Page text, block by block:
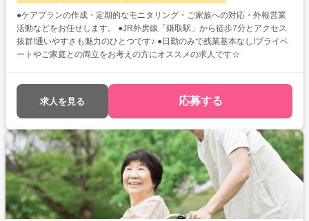
●ケアプランの作成・定期的なモニタリング・ご家族への対応・外報営業
活動などをお任せします。 ●JR外房線「鎌取駅」から徒歩7分とアクセス
抜群!通いやすさも魅力のひとつです♪ ●日勤のみで残業基本なし!プライベ
ートやご家庭との両立をお考えの方にオススメの求人です☆
求人を見る 応募する